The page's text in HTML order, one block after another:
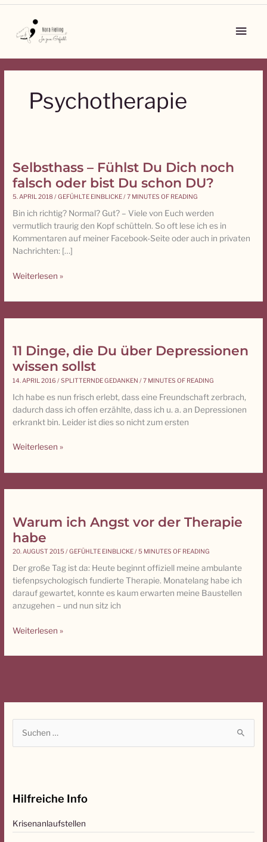
Zum
springen
Main
Psychotherapie
Selbsthass – Fühlst Du Dich noch
falsch oder bist Du schon DU?
5. APRIL 2018/GEFÜHLTE EINBLICKE/7 MINUTES OF READING
Bin ich richtig? Normal? Gut? – Viele von Euch werden
vermutlich traurig den Kopf schütteln. So oft lese ich es in
Kommentaren auf meiner Facebook-Seite oder auch in privaten
Nachrichten: […]
Selbsthass
–
Fühlst
Dich
noch
falsch
oder
Du
DU?
Weiterlesen »
11 Dinge, die Du über Depressionen
wissen sollst
14. APRIL 2016/SPLITTERNDE GEDANKEN /7 MINUTES OF READING
Ich habe es nun frisch erlebt, dass eine Freundschaft zerbrach,
dadurch dass ich offen erzählte, dass ich u. a. an Depressionen
erkrankt bin. Leider ist dies so nicht zum ersten
11
Dinge,
die
Du
über
Depressionen
wissen
Weiterlesen »
Warum ich Angst vor der Therapie
habe
20. AUGUST 2015 /GEFÜHLTE EINBLICKE/5 MINUTES OF READING
Der große Tag ist da: Heute beginnt offiziell meine ambulante
tiefenpsychologisch fundierte Therapie. Monatelang habe ich
darauf gewartet, konnte es kaum erwarten meine Baustellen
anzugehen – und nun sitz ich
Warum
ich
Angst
der
Therapie
habe
Weiterlesen »
e
n
Hilfreiche Info
Krisenanlaufstellen